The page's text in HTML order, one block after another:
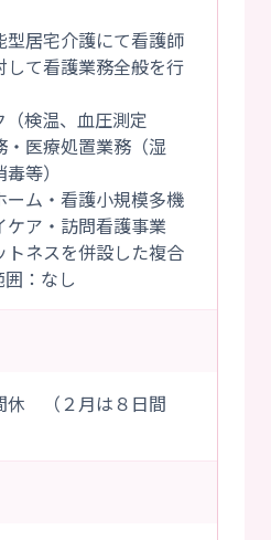
居宅介護にて看護師
して看護業務全般を行
（検温、血圧測定
医療処置業務（湿
等）
ム・看護小規模多機
ア・訪問看護事業
ネスを併設した複合
：なし
休 （２月は８日間